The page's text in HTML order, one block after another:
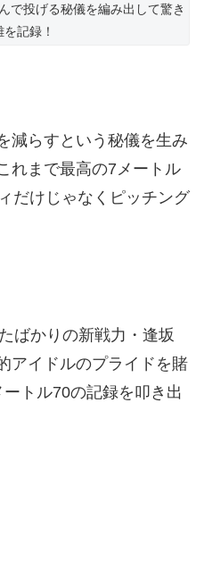
で投げる秘儀を編み出して驚き
記録！
減らすという秘儀を生み
れまで最高の7メートル
だけじゃなくピッチング
ばかりの新戦力・逢坂
アイドルのプライドを賭
トル70の記録を叩き出